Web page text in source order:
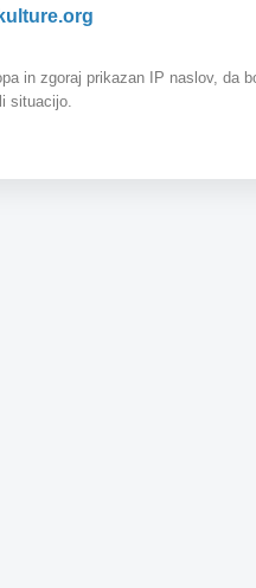
in zgoraj prikazan IP naslov, da
situacijo.